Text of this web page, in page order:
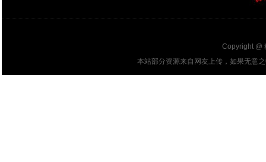
Copyright @
本站部分资源来自网友上传，如果无意